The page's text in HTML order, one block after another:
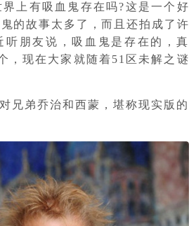
上有吸血鬼存在吗?这是一个好
的故事太多了，而且还拍成了许
听朋友说，吸血鬼是存在的，真
，现在大家就随着51区未解之谜
兄弟乔治和西蒙，堪称现实版的